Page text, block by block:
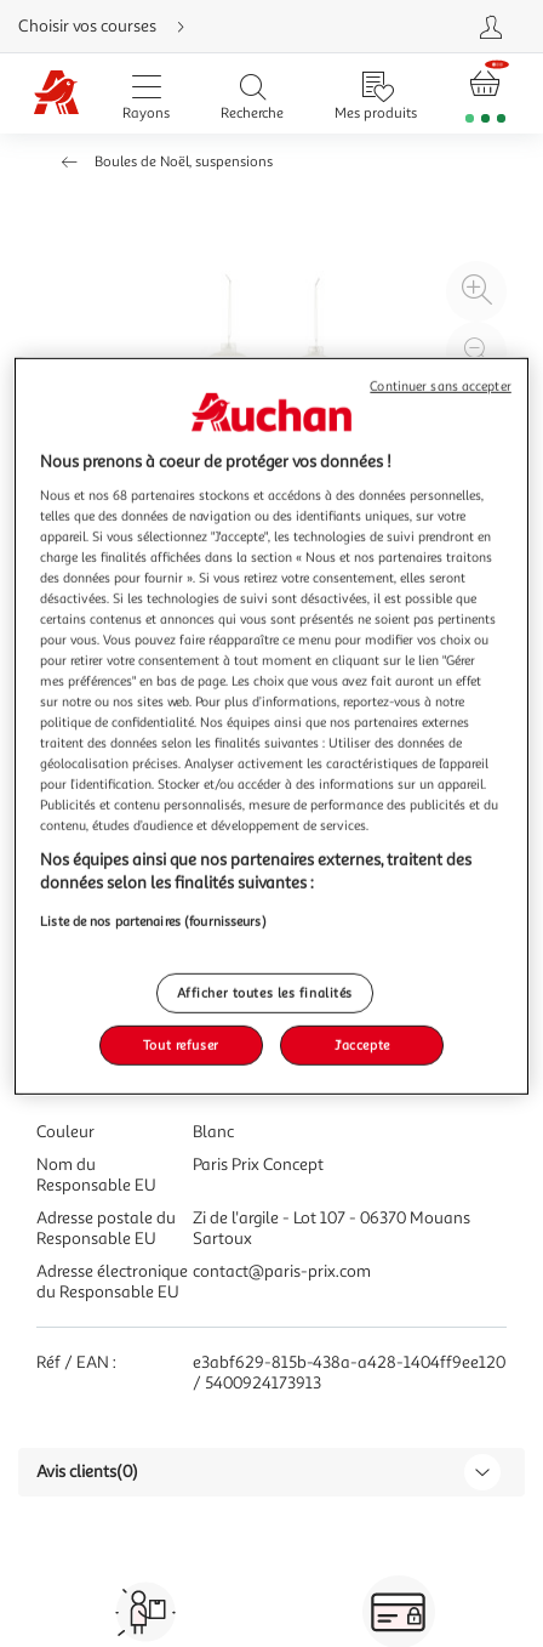
Aller
directement
au
contenu
Aller
directement
Aller
Choisir vos courses
Rayons Recherche Mes produits
Boules de Noël, suspensions
à
J-LINE
Lot de 4 boules de noël xmas 10cm blanc & argent
Informations Techniques : Dimensions : D. 10 x H. 10 cm
Matière : Verre Spécificités : Tendance & Design Lot de 4
Boules de Noël Forme Ronde Inscriptions Merry Christmas
& Joyeux Noël Poids : 0,043 kg Couleur : Blanc & Argent
En savoir +
Vous voulez connaître le prix de ce produit ?
Afficher le prix
Caractéristiques
Couleur
Blanc
Nom du
Responsable EU
Paris Prix Concept
Adresse postale du
Responsable EU
Zi de l'argile - Lot 107 - 06370 Mouans
Sartoux
Adresse électronique
du Responsable EU
contact@paris-prix.com
Réf / EAN :
e3abf629-815b-438a-a428-1404ff9ee120
/ 5400924173913
Avis clients(0)
Nous prenons à coeur de protéger vos données !
Nous et nos 68 partenaires stockons et accédons à des données personnelles,
telles que des données de navigation ou des identifiants uniques, sur votre
appareil. Si vous sélectionnez "J'accepte", les technologies de suivi prendront en
charge les finalités affichées dans la section « Nous et nos partenaires traitons
des données pour fournir ». Si vous retirez votre consentement, elles seront
désactivées. Si les technologies de suivi sont désactivées, il est possible que
certains contenus et annonces qui vous sont présentés ne soient pas pertinents
pour vous. Vous pouvez faire réapparaître ce menu pour modifier vos choix ou
pour retirer votre consentement à tout moment en cliquant sur le lien "Gérer
mes préférences" en bas de page. Les choix que vous avez fait auront un effet
sur notre ou nos sites web. Pour plus d’informations, reportez-vous à notre
politique de confidentialité. Nos équipes ainsi que nos partenaires externes
traitent des données selon les finalités suivantes : Utiliser des données de
géolocalisation précises. Analyser activement les caractéristiques de l’appareil
pour l’identification. Stocker et/ou accéder à des informations sur un appareil.
Publicités et contenu personnalisés, mesure de performance des publicités et du
contenu, études d’audience et développement de services.
Nos équipes ainsi que nos partenaires externes, traitent des
données selon les finalités suivantes :
Liste de nos partenaires (fournisseurs)
Afficher toutes les finalités
Tout refuser J'accepte
Continuer sans accepter